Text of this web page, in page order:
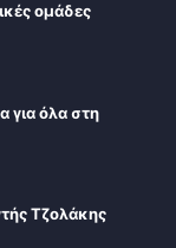
ομάδες
για όλα στη
Τζολάκης